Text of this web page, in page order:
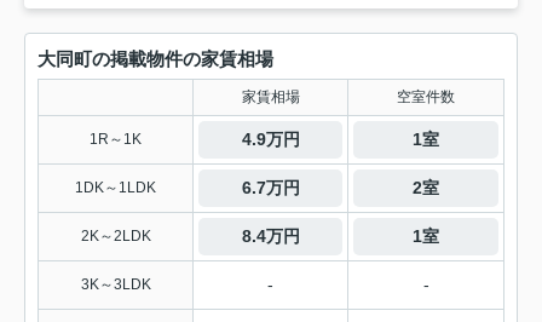
大同町の掲載物件の家賃相場
家賃相場 空室件数
1R～1K 4.9万円 1室
1DK～1LDK 6.7万円 2室
2K～2LDK 8.4万円 1室
3K～3LDK - -